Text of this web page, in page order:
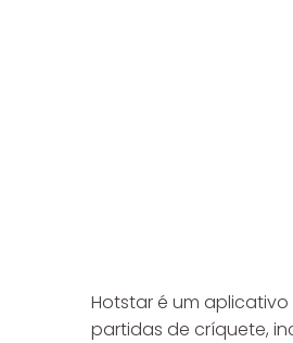
Hotstar é um
partidas de críquete,